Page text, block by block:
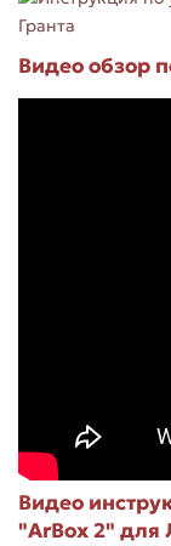
Видео обзор
Видео
"ArBox 2" для